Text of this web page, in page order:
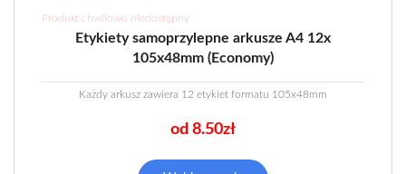
Produkt chwilowo niedostępny
Etykiety samoprzylepne arkusze A4 12x
105x48mm (Economy)
Każdy arkusz zawiera 12 etykiet formatu 105x48mm
od 8.50zł